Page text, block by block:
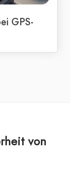
GPS-
von